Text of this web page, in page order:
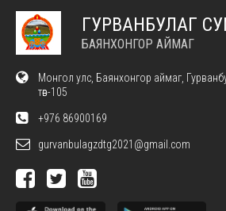
ГУРВАНБУЛАГ
БАЯНХОНГОР АЙМАГ
Монгол улс, Баянхонгор аймаг,
төв-105
+976 86900169
gurvanbulagzdtg2021@gmail.com